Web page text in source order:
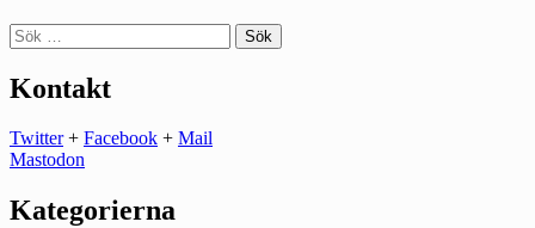
Sök
efter:
Kontakt
Twitter+ Facebook + Mail
Mastodon
Kategorierna